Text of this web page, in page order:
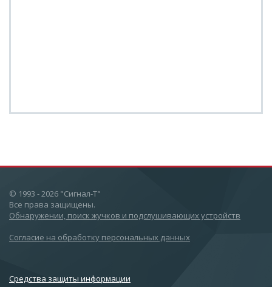
© 1993 - 2026 "Сигнал-Т"
Все права защищены.
Обнаружении, поиск жучков и подслушивающих устройств
Согласие на обработку персональных данных
Cредства защиты информации